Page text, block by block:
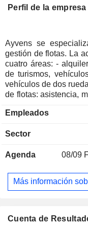
Perfil de la empresa
Ayvens se
gestión de flotas. La
cuatro áreas: - alquiler de vehículos a largo plazo: alquiler
de turismos,
vehículos de dos ruedas a
de flotas: asistencia,
plazo: alquiler de
2025, el grupo
Empleados
Sector
Agenda 08/09
Más información
Cuenta de